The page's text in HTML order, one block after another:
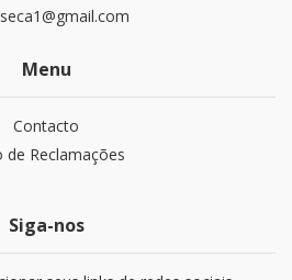
Menu
Contacto
de Reclamações
Siga-nos